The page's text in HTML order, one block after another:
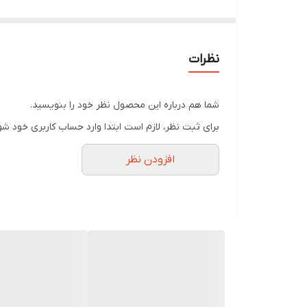
نظرات
شما هم درباره این محصول نظر خود را بنویسید.
برای ثبت نظر، لازم است ابتدا وارد حساب کاربری خود
افزودن نظر